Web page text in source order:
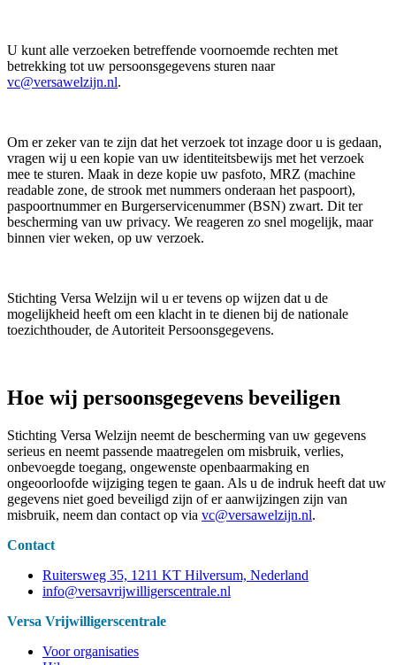
U kunt alle verzoeken betreffende voornoemde rechten met
betrekking tot uw persoonsgegevens sturen naar
vc@versawelzijn.nl.
Om er zeker van te zijn dat het verzoek tot inzage door u is gedaan,
vragen wij u een kopie van uw identiteitsbewijs met het verzoek
mee te sturen. Maak in deze kopie uw pasfoto, MRZ (machine
readable zone, de strook met nummers onderaan het paspoort),
paspoortnummer en Burgerservicenummer (BSN) zwart. Dit ter
bescherming van uw privacy. We reageren zo snel mogelijk, maar
binnen vier weken, op uw verzoek.
Stichting Versa Welzijn wil u er tevens op wijzen dat u de
mogelijkheid heeft om een klacht in te dienen bij de nationale
toezichthouder, de Autoriteit Persoonsgegevens.
Hoe wij persoonsgegevens beveiligen
Stichting Versa Welzijn neemt de bescherming van uw gegevens
serieus en neemt passende maatregelen om misbruik, verlies,
onbevoegde toegang, ongewenste openbaarmaking en
ongeoorloofde wijziging tegen te gaan. Als u de indruk heeft dat uw
gegevens niet goed beveiligd zijn of er aanwijzingen zijn van
misbruik, neem dan contact op via vc@versawelzijn.nl.
Contact
Ruitersweg 35, 1211 KT Hilversum, Nederland
info@versavrijwilligerscentrale.nl
Versa Vrijwilligerscentrale
Voor organisaties